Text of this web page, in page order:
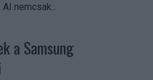
nemcsak...
a Samsung